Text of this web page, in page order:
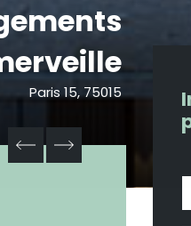
Paris 15, 75015